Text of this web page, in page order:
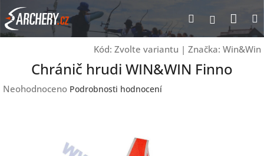
Přejít
na
obsah
Hledat
Kód: Zvolte variantu | Značka: Win&Win
Chránič hrudi WIN&WIN Finno
Průměrné
Neohodnoceno Podrobnosti hodnocení